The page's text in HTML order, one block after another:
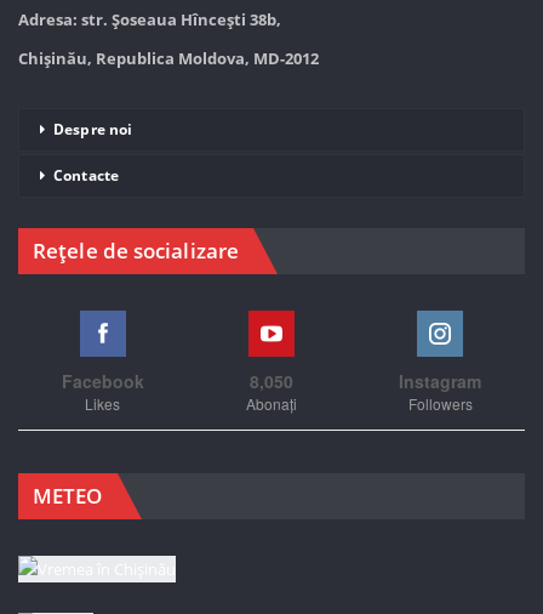
Adresa: str. Șoseaua Hînceşti 38b,
Chișinău, Republica Moldova, MD-2012
Despre noi
Contacte
Rețele de socializare
Facebook
Likes
8,050
Abonați
Instagram
Followers
METEO